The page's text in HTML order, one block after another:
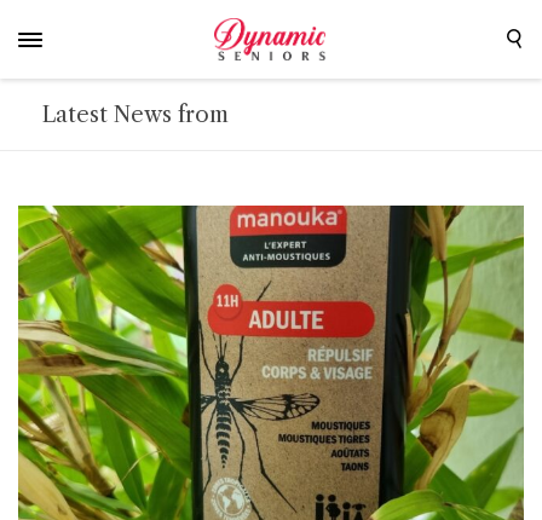
Latest News from